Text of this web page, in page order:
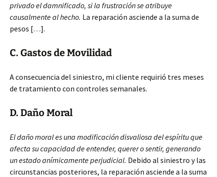
privado el damnificado, si la frustración se atribuye
causalmente al hecho. La reparación asciende a la suma de
pesos […].
C. Gastos de Movilidad
A consecuencia del siniestro, mi cliente requirió tres meses
de tratamiento con controles semanales.
D. Daño Moral
El daño moral es una modificación disvaliosa del espíritu que
afecta su capacidad de entender, querer o sentir, generando
un estado anímicamente perjudicial. Debido al siniestro y las
circunstancias posteriores, la reparación asciende a la suma